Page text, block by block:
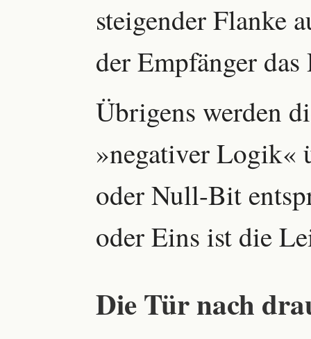
steigender Flanke
der Empfänger
Übrigens werden
»negativer Logik«
oder Null-Bit
oder Eins ist die
Die Tür nach